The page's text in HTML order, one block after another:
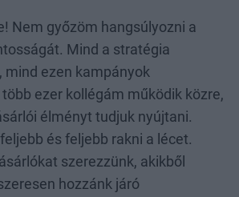
Nem győzöm hangsúlyozni a
Mind a stratégia
mind ezen kampányok
ezer kollégám működik közre,
élményt tudjuk nyújtani.
és feljebb rakni a lécet.
szerezzünk, akikből
hozzánk járó